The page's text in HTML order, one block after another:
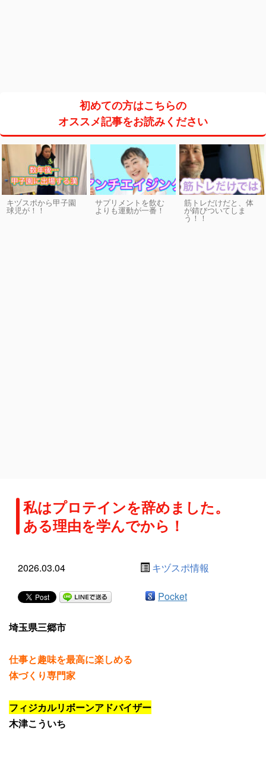
初めての方はこちらの
オススメ記事をお読みください
キヅスポから甲子園
球児が！！
サプリメントを飲む
よりも運動が一番！
筋トレだけだと、体
が錆びついてしま
う！！
私はプロテインを辞めました。
ある理由を学んでから！
2026.03.04 キヅスポ情報
Pocket
埼玉県三郷市
仕事と趣味を最高に楽しめる
体づくり専門家
フィジカルリボーンアドバイザー
木津こういち